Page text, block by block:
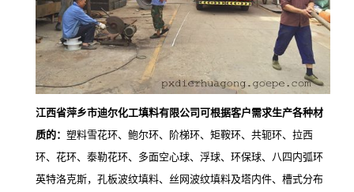
江西省萍乡市迪尔化工填料有限公司可根据客户需求生产各种材
质的： 塑料雪花环、鲍尔环、阶梯环、矩鞍环、共轭环、拉西
环、花环、泰勒花环、多面空心球、浮球、环保球、八四内弧环
英特洛克斯，孔板波纹填料、丝网波纹填料及塔内件、槽式分布